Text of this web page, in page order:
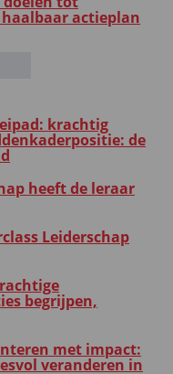
actieplan
krachtig
de
heeft de leraar
Leiderschap
begrijpen,
met impact:
veranderen in